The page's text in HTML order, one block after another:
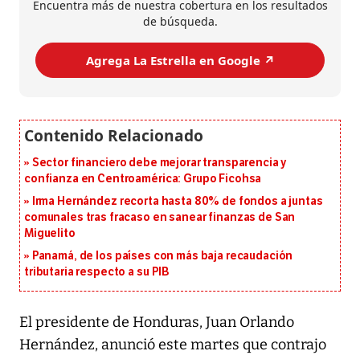
Encuentra más de nuestra cobertura en los resultados
de búsqueda.
Agrega La Estrella en Google ↗️
Sector financiero debe mejorar transparencia y
confianza en Centroamérica: Grupo Ficohsa
Irma Hernández recorta hasta 80% de fondos a juntas
comunales tras fracaso en sanear finanzas de San
Miguelito
Panamá, de los países con más baja recaudación
tributaria respecto a su PIB
El presidente de Honduras, Juan Orlando
Hernández, anunció este martes que contrajo